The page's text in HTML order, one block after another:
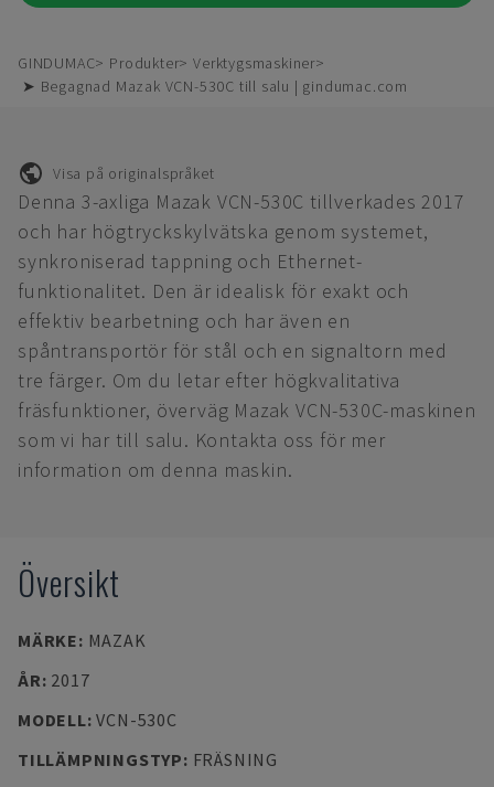
GINDUMAC Produkter
Verktygsmaskiner
➤ Begagnad Mazak VCN-530C till salu | gindumac.com
Visa på originalspråket
Denna 3-axliga Mazak VCN-530C tillverkades 2017
och har högtryckskylvätska genom systemet,
synkroniserad tappning och Ethernet-
funktionalitet. Den är idealisk för exakt och
effektiv bearbetning och har även en
spåntransportör för stål och en signaltorn med
tre färger. Om du letar efter högkvalitativa
fräsfunktioner, överväg Mazak VCN-530C-maskinen
som vi har till salu. Kontakta oss för mer
information om denna maskin.
Översikt
MÄRKE: MAZAK
ÅR: 2017
MODELL:VCN-530C
TILLÄMPNINGSTYP: FRÄSNING